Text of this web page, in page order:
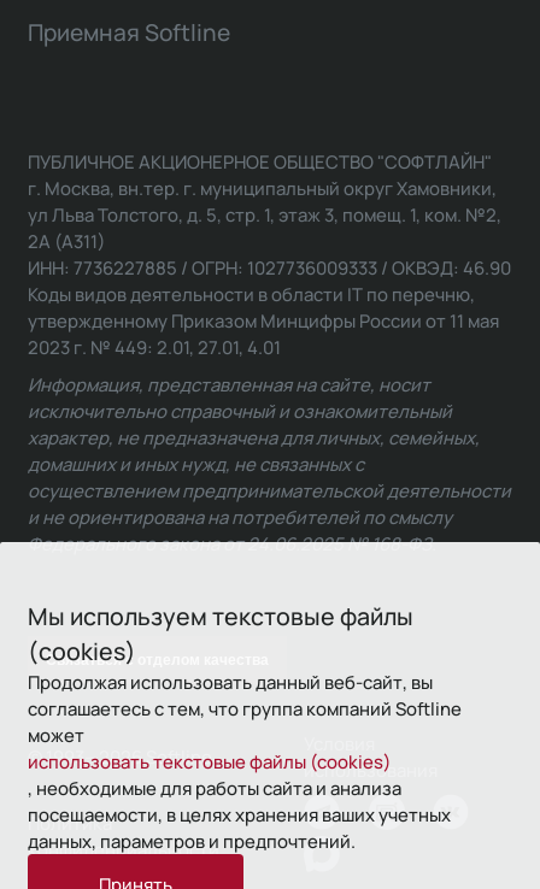
Мы используем текстовые файлы
(cookies)
Продолжая использовать данный веб-сайт, вы
соглашаетесь с тем, что группа компаний Softline
может
использовать текстовые файлы (cookies)
, необходимые для работы сайта и анализа
посещаемости, в целях хранения ваших учетных
данных, параметров и предпочтений.
Приемная Softline
Связаться с отделом качества
ПУБЛИЧНОЕ АКЦИОНЕРНОЕ ОБЩЕСТВО "СОФТЛАЙН"
г. Москва, вн.тер. г. муниципальный округ Хамовники,
ул Льва Толстого, д. 5, стр. 1, этаж 3, помещ. 1, ком. №2,
2А (А311)
ИНН: 7736227885 / ОГРН: 1027736009333 / ОКВЭД: 46.90
Коды видов деятельности в области IT по перечню,
утвержденному Приказом Минцифры России от 11 мая
2023 г. № 449: 2.01, 27.01, 4.01
Информация, представленная на сайте, носит
исключительно справочный и ознакомительный
характер, не предназначена для личных, семейных,
домашних и иных нужд, не связанных с
осуществлением предпринимательской деятельности
и не ориентирована на потребителей по смыслу
Федерального закона от 24.06.2025 № 168-ФЗ.
© 1993—2026 Softline
использования
Политика
конфиденциальности